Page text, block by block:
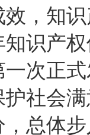
，知
知识产
次正
社会满
总体